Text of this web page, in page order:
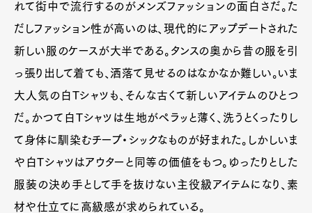
れて街中で流行するのがメンズファッションの面白さだ。た
だしファッション性が高いのは、現代的にアップデートされた
新しい服のケースが大半である。タンスの奥から昔の服を引
っ張り出して着ても、洒落て見せるのはなかなか難しい。いま
大人気の白Tシャツも、そんな古くて新しいアイテムのひとつ
だ。かつて白Tシャツは生地がペラッと薄く、洗うとくったりし
て身体に馴染むチープ・シックなものが好まれた。しかしいま
や白Tシャツはアウターと同等の価値をもつ。ゆったりとした
服装の決め手として手を抜けない主役級アイテムになり、素
材や仕立てに高級感が求められている。